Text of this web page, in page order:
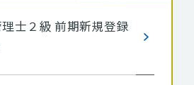
士２級 前期新規登録